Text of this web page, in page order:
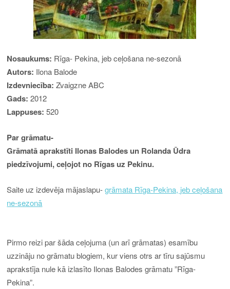
Nosaukums: Rīga- Pekina, jeb ceļošana ne-sezonā
Autors: Ilona Balode
Izdevniecība: Zvaigzne ABC
Gads: 2012
Lappuses: 520
Par grāmatu-
Grāmatā aprakstīti Ilonas Balodes un Rolanda Ūdra
piedzīvojumi, ceļojot no Rīgas uz Pekinu.
Saite uz izdevēja mājaslapu-grāmata Rīga-Pekina, jeb ceļošana
ne-sezonā
Pirmo reizi par šāda ceļojuma (un arī grāmatas) esamību
uzzināju no grāmatu blogiem, kur viens otrs ar tīru sajūsmu
aprakstīja nule kā izlasīto Ilonas Balodes grāmatu ”Rīga-
Pekina”.